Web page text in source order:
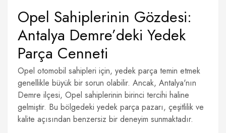
Opel Sahiplerinin Gözdesi:
Antalya Demre’deki Yedek
Parça Cenneti
Opel otomobil sahipleri için, yedek parça temin etmek
genellikle büyük bir sorun olabilir. Ancak, Antalya'nın
Demre ilçesi, Opel sahiplerinin birinci tercihi haline
gelmiştir. Bu bölgedeki yedek parça pazarı, çeşitlilik ve
kalite açısından benzersiz bir deneyim sunmaktadır.